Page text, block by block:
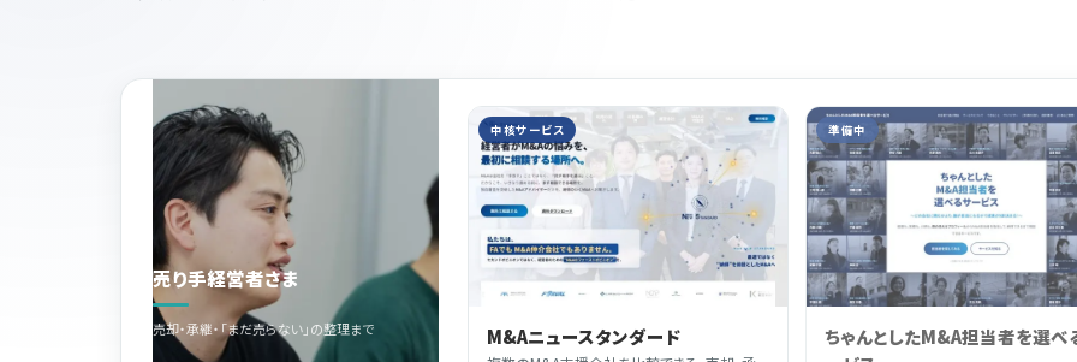
売り手経営者さま
売却・承継・「まだ売らない」の整理まで
中核サービス
M&Aニュースタンダード
準備中
ちゃんとしたM&A担当者を選べ